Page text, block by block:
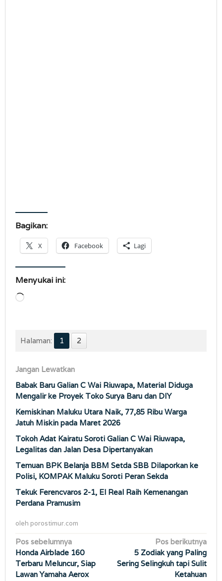
Bagikan:
X Facebook Lagi
Menyukai ini:
Memuat...
Halaman: 1 2
Jangan Lewatkan
Babak Baru Galian C Wai Riuwapa, Material Diduga
Mengalir ke Proyek Toko Surya Baru dan DIY
Kemiskinan Maluku Utara Naik, 77,85 Ribu Warga
Jatuh Miskin pada Maret 2026
Tokoh Adat Kairatu Soroti Galian C Wai Riuwapa,
Legalitas dan Jalan Desa Dipertanyakan
Temuan BPK Belanja BBM Setda SBB Dilaporkan ke
Polisi, KOMPAK Maluku Soroti Peran Sekda
Tekuk Ferencvaros 2-1, El Real Raih Kemenangan
Perdana Pramusim
oleh porostimur.com
Navigasi
pos
Pos sebelumnya
Honda Airblade 160
Terbaru Meluncur, Siap
Lawan Yamaha Aerox
Pos berikutnya
5 Zodiak yang Paling
Sering Selingkuh tapi Sulit
Ketahuan